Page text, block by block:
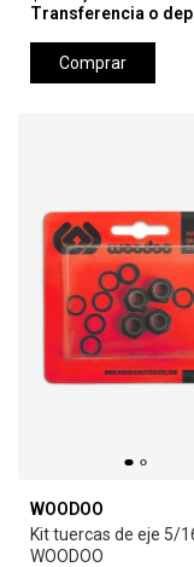
Transferencia o
Comprar
WOODOO
Kit tuercas de eje 5/
WOODOO